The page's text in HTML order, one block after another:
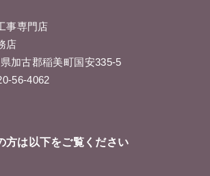
事専門店
店
加古郡稲美町国安335-5
56-4062
方は以下をご覧ください